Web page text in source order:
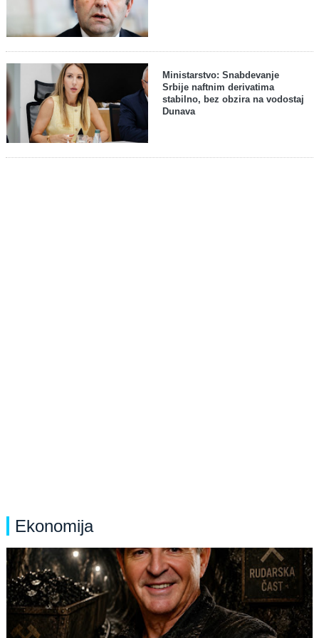
Ministarstvo: Snabdevanje
Srbije naftnim derivatima
stabilno, bez obzira na vodostaj
Dunava
Ekonomija